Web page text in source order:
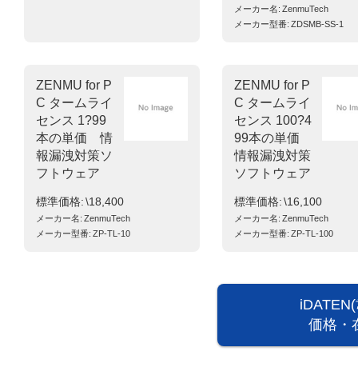
メーカー名 ZenmuTech
メーカー型番 ZDSMB-SS-1
ZENMU for P
C タームライ
センス 1?99
本の単価 情
報漏洩対策ソ
フトウェア
標準価格 \18,400
メーカー名 ZenmuTech
メーカー型番 ZP-TL-10
ZENMU for P
C タームライ
センス 100?4
99本の単価
情報漏洩対策
ソフトウェア
標準価格 \16,100
メーカー名 ZenmuTech
メーカー型番 ZP-TL-100
価格・